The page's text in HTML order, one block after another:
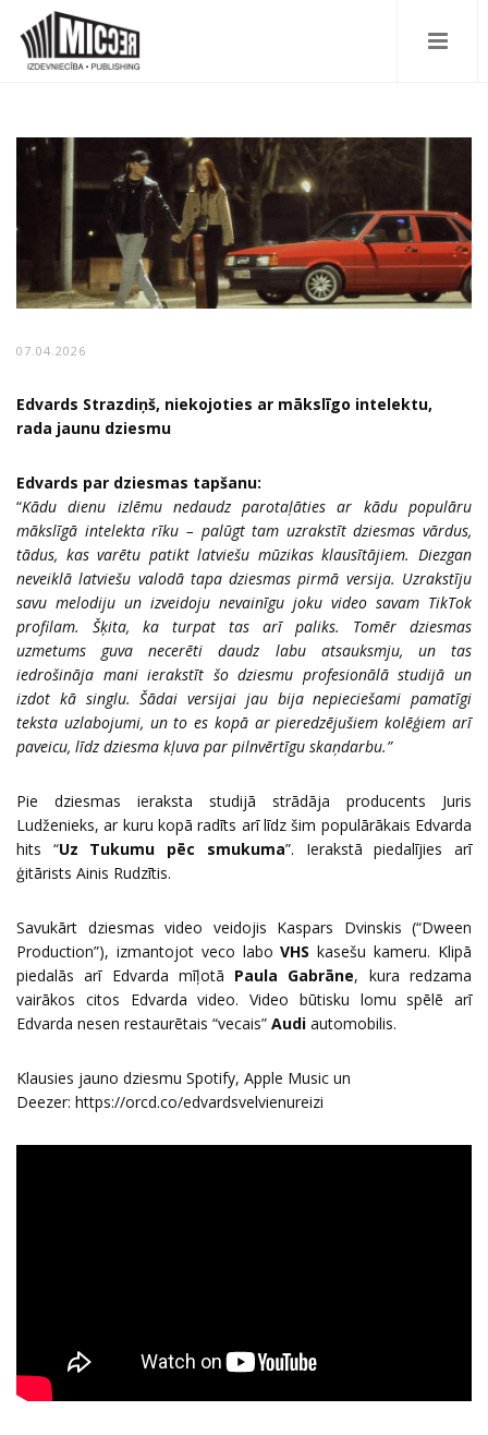
07.04.2026
Edvards Strazdiņš, niekojoties ar mākslīgo intelektu,
rada jaunu dziesmu
Edvards par dziesmas tapšanu:
“Kādu dienu izlēmu nedaudz parotaļāties ar kādu populāru
mākslīgā intelekta rīku – palūgt tam uzrakstīt dziesmas vārdus,
tādus, kas varētu patikt latviešu mūzikas klausītājiem. Diezgan
neveiklā latviešu valodā tapa dziesmas pirmā versija. Uzrakstīju
savu melodiju un izveidoju nevainīgu joku video savam TikTok
profilam. Šķita, ka turpat tas arī paliks. Tomēr dziesmas
uzmetums guva necerēti daudz labu atsauksmju, un tas
iedrošināja mani ierakstīt šo dziesmu profesionālā studijā un
izdot kā singlu. Šādai versijai jau bija nepieciešami pamatīgi
teksta uzlabojumi, un to es kopā ar pieredzējušiem kolēģiem arī
paveicu, līdz dziesma kļuva par pilnvērtīgu skaņdarbu.”
Pie dziesmas ieraksta studijā strādāja producents Juris
Ludženieks, ar kuru kopā radīts arī līdz šim populārākais Edvarda
hits “Uz Tukumu pēc smukuma”. Ierakstā piedalījies arī
ģitārists Ainis Rudzītis.
Savukārt dziesmas video veidojis Kaspars Dvinskis (“Dween
Production”), izmantojot veco laboVHSkasešu kameru. Klipā
piedalās arī Edvarda mīļotā Paula Gabrāne, kura redzama
vairākos citos Edvarda video. Video būtisku lomu spēlē arī
Edvarda nesen restaurētais “vecais” Audi automobilis.
Klausies jauno dziesmu Spotify, Apple Music un
Deezer: https://orcd.co/edvardsvelvienureizi